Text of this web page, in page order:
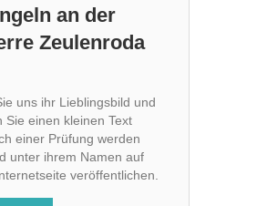
an der
Zeulenroda
uns ihr Lieblingsbild und
Sie einen kleinen Text
einer Prüfung werden
unter ihrem Namen auf
veröffentlichen.